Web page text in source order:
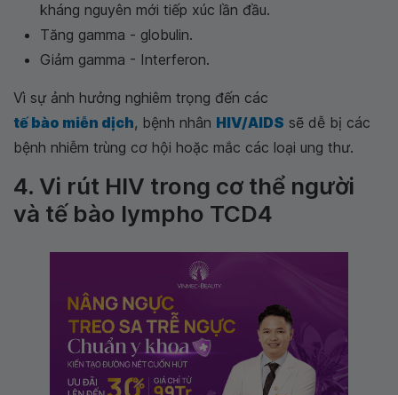
kháng nguyên mới tiếp xúc lần đầu.
Tăng gamma - globulin.
Giảm gamma - Interferon.
Vì sự ảnh hưởng nghiêm trọng đến các
tế bào miễn dịch, bệnh nhân HIV/AIDS sẽ dễ bị các
bệnh nhiễm trùng cơ hội hoặc mắc các loại ung thư.
4. Vi rút HIV trong cơ thể người
và tế bào lympho TCD4